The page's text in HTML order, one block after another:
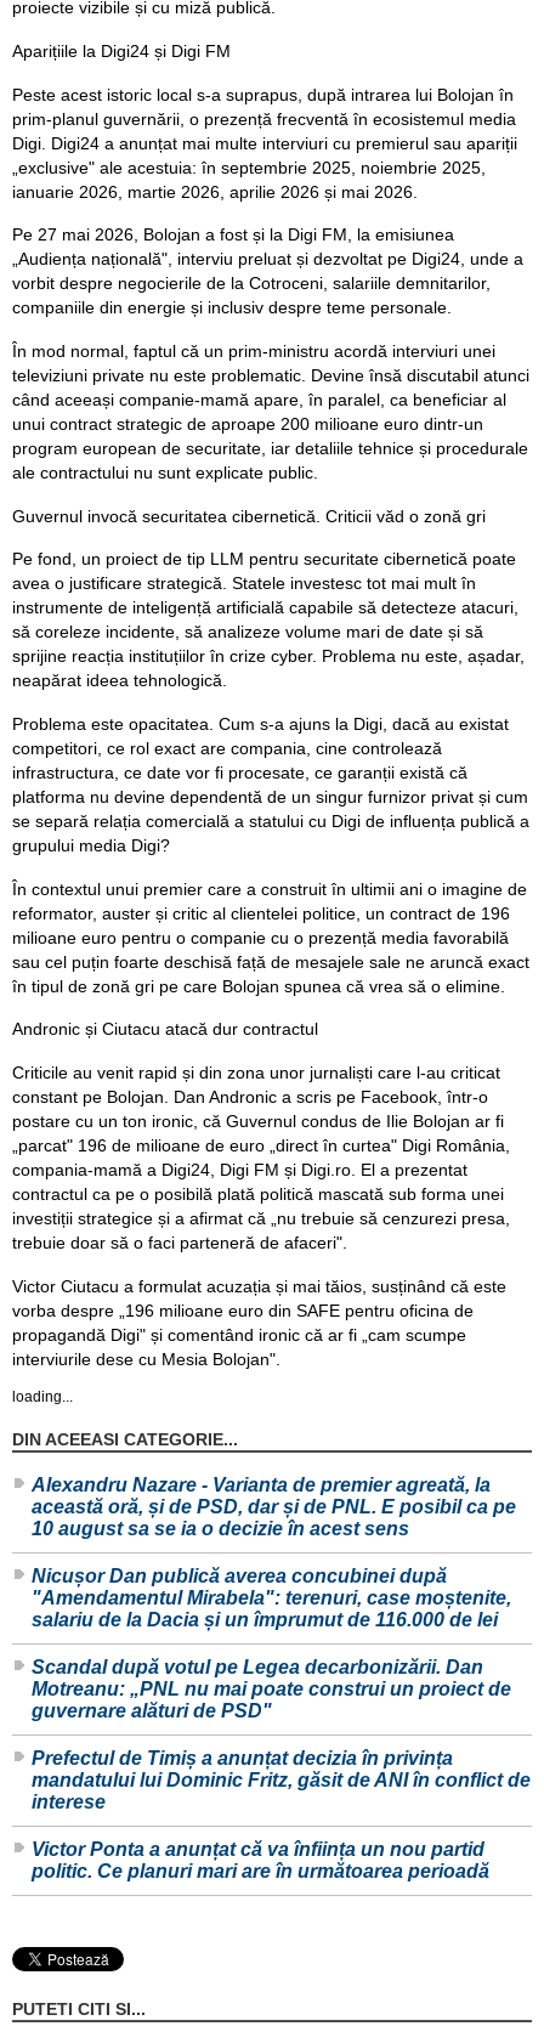
proiecte vizibile și cu miză publică.
Aparițiile la Digi24 și Digi FM
Peste acest istoric local s-a suprapus, după intrarea lui Bolojan în
prim-planul guvernării, o prezență frecventă în ecosistemul media
Digi. Digi24 a anunțat mai multe interviuri cu premierul sau apariții
„exclusive" ale acestuia: în septembrie 2025, noiembrie 2025,
ianuarie 2026, martie 2026, aprilie 2026 și mai 2026.
Pe 27 mai 2026, Bolojan a fost și la Digi FM, la emisiunea
„Audiența națională", interviu preluat și dezvoltat pe Digi24, unde a
vorbit despre negocierile de la Cotroceni, salariile demnitarilor,
companiile din energie și inclusiv despre teme personale.
În mod normal, faptul că un prim-ministru acordă interviuri unei
televiziuni private nu este problematic. Devine însă discutabil atunci
când aceeași companie-mamă apare, în paralel, ca beneficiar al
unui contract strategic de aproape 200 milioane euro dintr-un
program european de securitate, iar detaliile tehnice și procedurale
ale contractului nu sunt explicate public.
Guvernul invocă securitatea cibernetică. Criticii văd o zonă gri
Pe fond, un proiect de tip LLM pentru securitate cibernetică poate
avea o justificare strategică. Statele investesc tot mai mult în
instrumente de inteligență artificială capabile să detecteze atacuri,
să coreleze incidente, să analizeze volume mari de date și să
sprijine reacția instituțiilor în crize cyber. Problema nu este, așadar,
neapărat ideea tehnologică.
Problema este opacitatea. Cum s-a ajuns la Digi, dacă au existat
competitori, ce rol exact are compania, cine controlează
infrastructura, ce date vor fi procesate, ce garanții există că
platforma nu devine dependentă de un singur furnizor privat și cum
se separă relația comercială a statului cu Digi de influența publică a
grupului media Digi?
În contextul unui premier care a construit în ultimii ani o imagine de
reformator, auster și critic al clientelei politice, un contract de 196
milioane euro pentru o companie cu o prezență media favorabilă
sau cel puțin foarte deschisă față de mesajele sale ne aruncă exact
în tipul de zonă gri pe care Bolojan spunea că vrea să o elimine.
Andronic și Ciutacu atacă dur contractul
Criticile au venit rapid și din zona unor jurnaliști care l-au criticat
constant pe Bolojan. Dan Andronic a scris pe Facebook, într-o
postare cu un ton ironic, că Guvernul condus de Ilie Bolojan ar fi
„parcat" 196 de milioane de euro „direct în curtea" Digi România,
compania-mamă a Digi24, Digi FM și Digi.ro. El a prezentat
contractul ca pe o posibilă plată politică mascată sub forma unei
investiții strategice și a afirmat că „nu trebuie să cenzurezi presa,
trebuie doar să o faci parteneră de afaceri".
Victor Ciutacu a formulat acuzația și mai tăios, susținând că este
vorba despre „196 milioane euro din SAFE pentru oficina de
propagandă Digi" și comentând ironic că ar fi „cam scumpe
interviurile dese cu Mesia Bolojan".
loading...
DIN ACEEASI CATEGORIE...
Alexandru Nazare - Varianta de premier agreată, la
această oră, și de PSD, dar și de PNL. E posibil ca pe
10 august sa se ia o decizie în acest sens
Nicușor Dan publică averea concubinei după
"Amendamentul Mirabela": terenuri, case moștenite,
salariu de la Dacia și un împrumut de 116.000 de lei
Scandal după votul pe Legea decarbonizării. Dan
Motreanu: „PNL nu mai poate construi un proiect de
guvernare alături de PSD"
Prefectul de Timiș a anunțat decizia în privința
mandatului lui Dominic Fritz, găsit de ANI în conflict de
interese
Victor Ponta a anunțat că va înființa un nou partid
politic. Ce planuri mari are în următoarea perioadă
PUTETI CITI SI...